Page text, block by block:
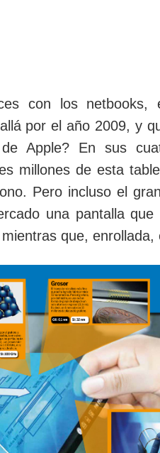
con los netbooks,
por el año 2009, y
Apple? En sus
millones de esta
Pero incluso el
una pantalla
que,